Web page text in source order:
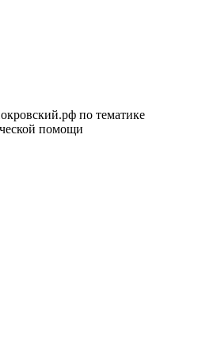
по тематике
помощи